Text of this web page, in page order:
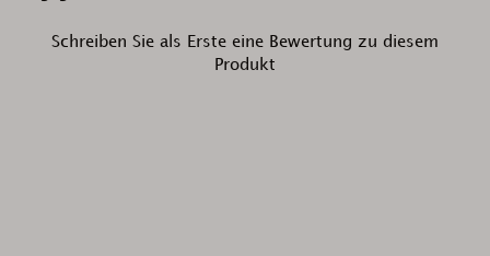
Schreiben Sie als Erste eine Bewertung zu diesem
Produkt